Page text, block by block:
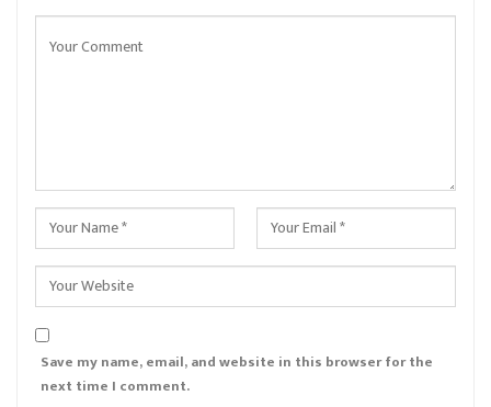
Save my name, email, and website in this browser for the
next time I comment.